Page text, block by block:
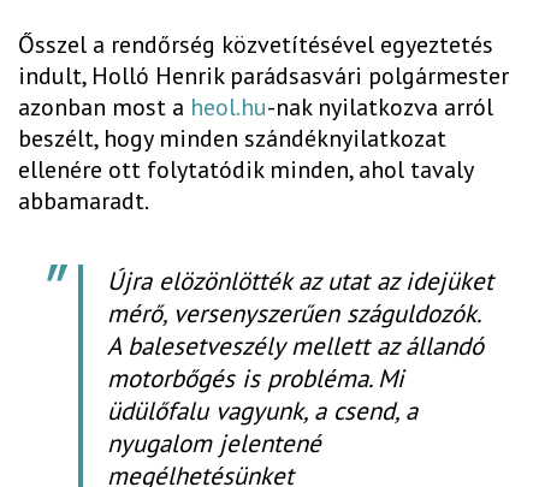
Ősszel a rendőrség közvetítésével egyeztetés
indult, Holló Henrik parádsasvári polgármester
azonban most a heol.hu-nak nyilatkozva arról
beszélt, hogy minden szándéknyilatkozat
ellenére ott folytatódik minden, ahol tavaly
abbamaradt.
Újra elözönlötték az utat az idejüket
mérő, versenyszerűen száguldozók.
A balesetveszély mellett az állandó
motorbőgés is probléma. Mi
üdülőfalu vagyunk, a csend, a
nyugalom jelentené
megélhetésünket